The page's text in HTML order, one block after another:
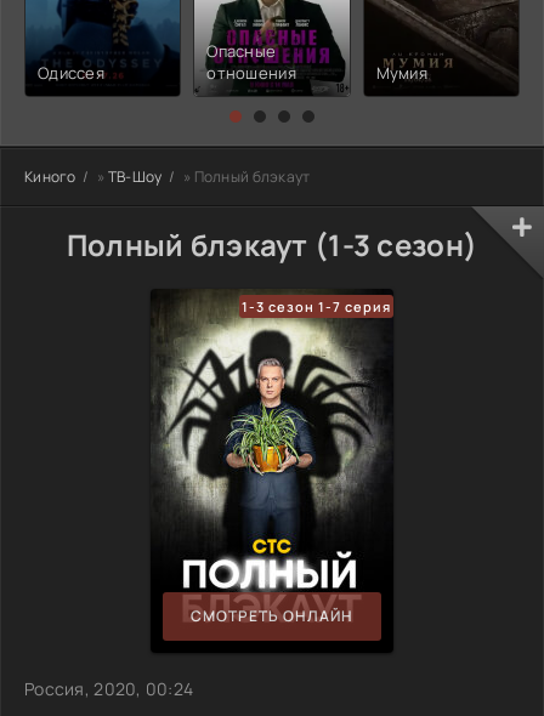
Одиссея
Опасные
отношения
Мумия
Киного » ТВ-Шоу » Полный блэкаут
Полный блэкаут (1-3 сезон)
1-3 сезон 1-7 серия
СМОТРЕТЬ ОНЛАЙН
Россия, 2020, 00:24